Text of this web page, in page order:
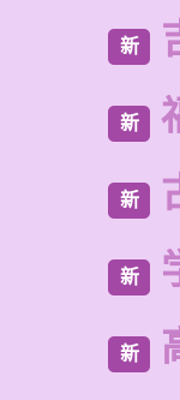
新
新
新
新
新